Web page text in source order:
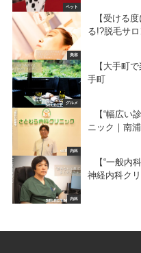
ペット
美容
【受ける
る!?脱毛サ
グルメ
【大手町
手町
内科
【“幅広い
ニック｜南浦
内科
【“一般内
神経内科ク